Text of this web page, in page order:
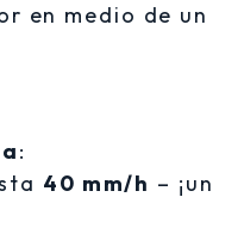
en medio de un
:
40 mm/h – ¡un